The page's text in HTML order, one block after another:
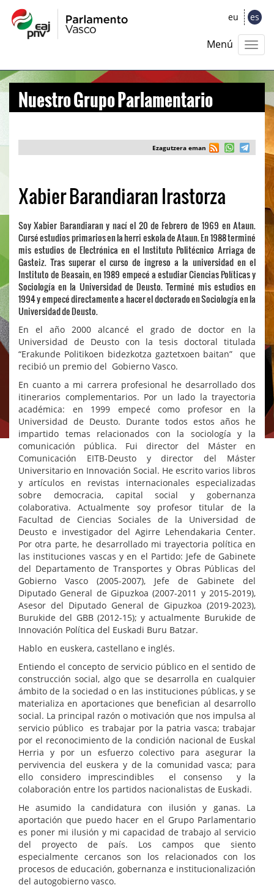
eu es
Menú
Nuestro Grupo Parlamentario
Ezagutzera eman
Xabier Barandiaran Irastorza
Soy Xabier Barandiaran y nací el 20 de Febrero de 1969 en Ataun.
Cursé estudios primarios en la herri eskola de Ataun. En 1988 terminé
mis estudios de Electrónica en el Instituto Politécnico Arriaga de
Gasteiz. Tras superar el curso de ingreso a la universidad en el
Instituto de Beasain, en 1989 empecé a estudiar Ciencias Políticas y
Sociología en la Universidad de Deusto. Terminé mis estudios en
1994 y empecé directamente a hacer el doctorado en Sociología en la
Universidad de Deusto.
En el año 2000 alcancé el grado de doctor en la
Universidad de Deusto con la tesis doctoral titulada
“Erakunde Politikoen bidezkotza gaztetxoen baitan” que
recibió un premio del Gobierno Vasco.
En cuanto a mi carrera profesional he desarrollado dos
itinerarios complementarios. Por un lado la trayectoria
académica: en 1999 empecé como profesor en la
Universidad de Deusto. Durante todos estos años he
impartido temas relacionados con la sociología y la
comunicación pública. Fui director del Máster en
Comunicación EITB-Deusto y director del Máster
Universitario en Innovación Social. He escrito varios libros
y artículos en revistas internacionales especializadas
sobre democracia, capital social y gobernanza
colaborativa. Actualmente soy profesor titular de la
Facultad de Ciencias Sociales de la Universidad de
Deusto e investigador del Agirre Lehendakaria Center.
Por otra parte, he desarrollado mi trayectoria política en
las instituciones vascas y en el Partido: Jefe de Gabinete
del Departamento de Transportes y Obras Públicas del
Gobierno Vasco (2005-2007), Jefe de Gabinete del
Diputado General de Gipuzkoa (2007-2011 y 2015-2019),
Asesor del Diputado General de Gipuzkoa (2019-2023),
Burukide del GBB (2012-15); y actualmente Burukide de
Innovación Política del Euskadi Buru Batzar.
Hablo en euskera, castellano e inglés.
Entiendo el concepto de servicio público en el sentido de
construcción social, algo que se desarrolla en cualquier
ámbito de la sociedad o en las instituciones públicas, y se
materializa en aportaciones que benefician al desarrollo
social. La principal razón o motivación que nos impulsa al
servicio público es trabajar por la patria vasca; trabajar
por el reconocimiento de la condición nacional de Euskal
Herria y por un esfuerzo colectivo para asegurar la
pervivencia del euskera y de la comunidad vasca; para
ello considero imprescindibles el consenso y la
colaboración entre los partidos nacionalistas de Euskadi.
He asumido la candidatura con ilusión y ganas. La
aportación que puedo hacer en el Grupo Parlamentario
es poner mi ilusión y mi capacidad de trabajo al servicio
del proyecto de país. Los campos que siento
especialmente cercanos son los relacionados con los
procesos de educación, gobernanza e institucionalización
del autogobierno vasco.